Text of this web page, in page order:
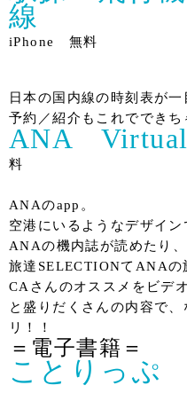
線
iPhone 無料
日本の国内線の時刻表が
予約／紹介もこれでできち
ANA
料
ANAのapp。
空港にいるようなデザイン
ANAの機内誌が読めたり、
旅達SELECTIONてANAの
CAさんのオススメをビデ
と盛りだくさんの内容で
リ！！
＝電子書籍＝
ことりっぷ